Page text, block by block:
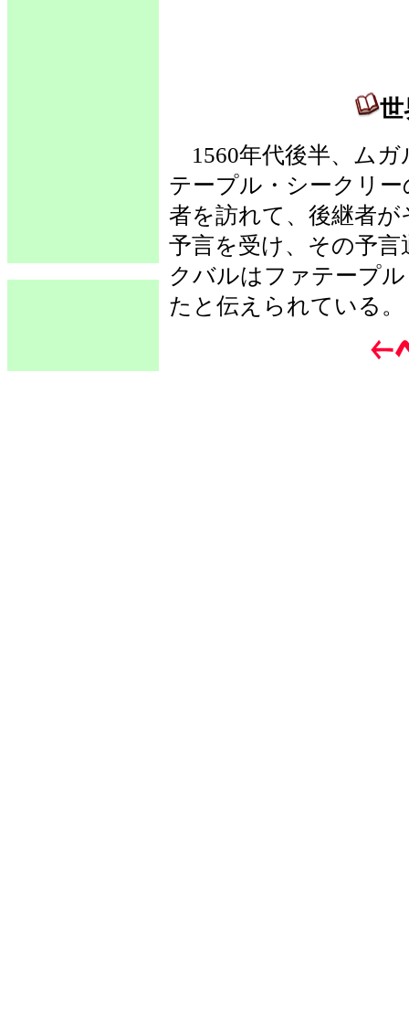
世
1560年代後半、ムガ
テープル・シークリ
者を訪れて、後継者
予言を受け、その予
クバルはファテープ
たと伝えられている。